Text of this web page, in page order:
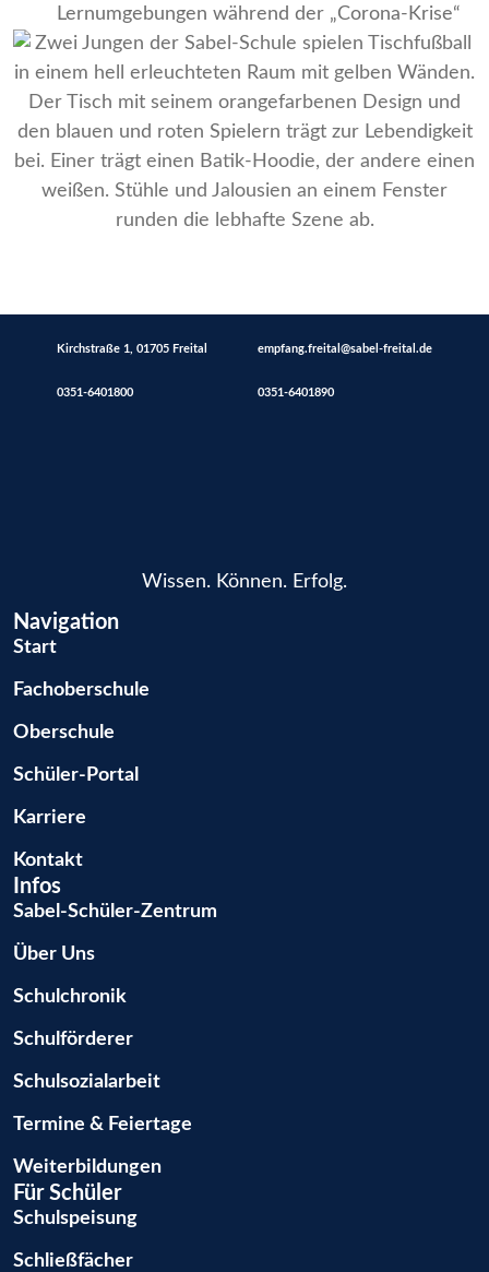
Lernumgebungen während der „Corona-Krise“
Kirchstraße 1, 01705 Freital empfang.freital@sabel-freital.de
0351-6401800 0351-6401890
Wissen. Können. Erfolg.
Navigation
Start
Fachoberschule
Oberschule
Schüler-Portal
Karriere
Kontakt
Infos
Sabel-Schüler-Zentrum
Über Uns
Schulchronik
Schulförderer
Schulsozialarbeit
Termine & Feiertage
Weiterbildungen
Für Schüler
Schulspeisung
Schließfächer